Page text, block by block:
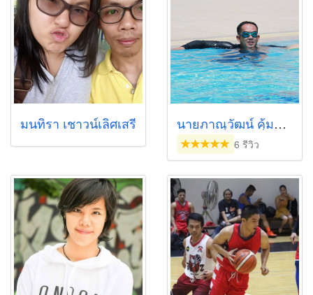
มนทิรา เชาวน์เลิศเสรี นายภาณุวัฒน์ คุ้มสุวรรณ
6 รีวิว